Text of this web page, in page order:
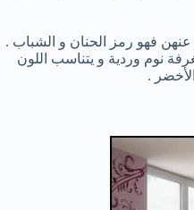
عنهن فهو رمز الحنان و الشباب .
نوم وردية و يتناسب اللون
.